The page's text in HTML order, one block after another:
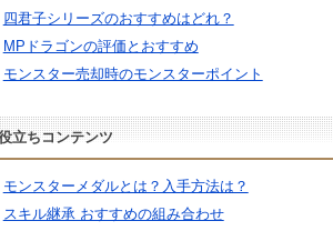
四君子シリーズのおすすめはどれ？
MPドラゴンの評価とおすすめ
モンスター売却時のモンスターポイント
立ちコンテンツ
モンスターメダルとは？入手方法は？
スキル継承 おすすめの組み合わせ